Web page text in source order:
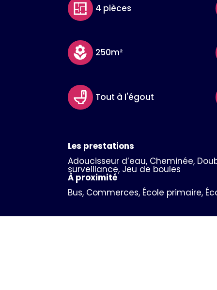
4 pièces
250m²
Tout à l'égout
Les prestations
Adoucisseur d’eau, Cheminée,
surveillance, Jeu de boules
À proximité
Bus, Commerces, École primaire,